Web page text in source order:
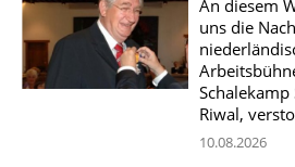
An diesem
uns die
Riwal,
10.08.2026